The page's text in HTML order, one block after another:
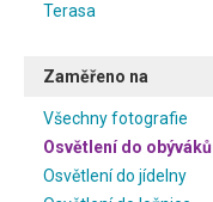
Terasa
Zaměřeno na
Všechny fotografie
Osvětlení do obýváků
Osvětlení do jídelny